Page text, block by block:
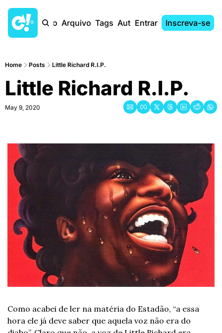
Início Arquivo Tags AutoresEntrar Inscreva-se
Home Posts Little Richard R.I.P.
Little Richard R.I.P.
May 9, 2020
Como acabei de ler na matéria do Estadão, “a essa
hora ele já deve saber que aquela voz não era do